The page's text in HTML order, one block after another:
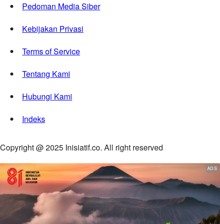
Pedoman Media Siber
Kebijakan Privasi
Terms of Service
Tentang Kami
Hubungi Kami
Indeks
Copyright @ 2025 Inisiatif.co. All right reserved